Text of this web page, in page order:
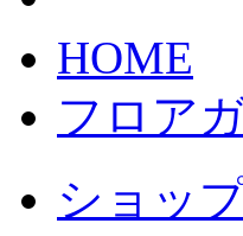
HOME
フロア
ショッ